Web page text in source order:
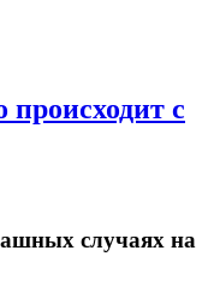
происходит с
случаях на